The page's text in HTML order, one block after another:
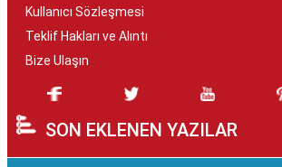
Kullanıcı Sözleşmesi
Teklif Hakları ve Alıntı
Bize Ulaşın
SON EKLENEN YAZILAR